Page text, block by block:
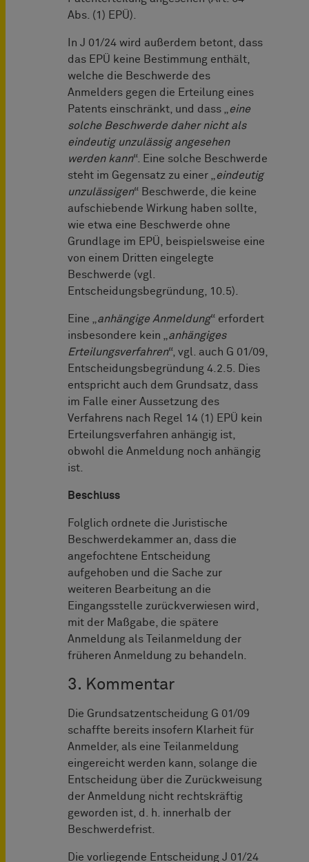
Abs. (1) EPÜ).
In J 01/24 wird außerdem betont, dass
das EPÜ keine Bestimmung enthält,
welche die Beschwerde des
Anmelders gegen die Erteilung eines
Patents einschränkt, und dass „ eine
solche Beschwerde daher nicht als
eindeutig unzulässig angesehen
werden kann“. Eine solche Beschwerde
steht im Gegensatz zu einer „ eindeutig
unzulässigen“ Beschwerde, die keine
aufschiebende Wirkung haben sollte,
wie etwa eine Beschwerde ohne
Grundlage im EPÜ, beispielsweise eine
von einem Dritten eingelegte
Beschwerde (vgl.
Entscheidungsbegründung, 10.5).
Eine „ anhängige Anmeldung“ erfordert
insbesondere kein „ anhängiges
Erteilungsverfahren“, vgl. auch G 01/09,
Entscheidungsbegründung 4.2.5. Dies
entspricht auch dem Grundsatz, dass
im Falle einer Aussetzung des
Verfahrens nach Regel 14 (1) EPÜ kein
Erteilungsverfahren anhängig ist,
obwohl die Anmeldung noch anhängig
ist.
Beschluss
Folglich ordnete die Juristische
Beschwerdekammer an, dass die
angefochtene Entscheidung
aufgehoben und die Sache zur
weiteren Bearbeitung an die
Eingangsstelle zurückverwiesen wird,
mit der Maßgabe, die spätere
Anmeldung als Teilanmeldung der
früheren Anmeldung zu behandeln.
3. Kommentar
Die Grundsatzentscheidung G 01/09
schaffte bereits insofern Klarheit für
Anmelder, als eine Teilanmeldung
eingereicht werden kann, solange die
Entscheidung über die Zurückweisung
der Anmeldung nicht rechtskräftig
geworden ist, d. h. innerhalb der
Beschwerdefrist.
Die vorliegende Entscheidung J 01/24